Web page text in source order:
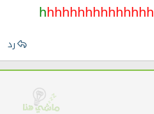
hhhhhhhhhhhhhhh
رد